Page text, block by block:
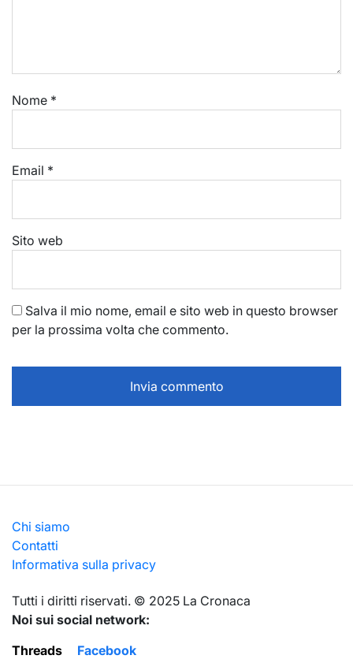
Nome *
Email *
Sito web
Salva il mio nome, email e sito web in questo browser
per la prossima volta che commento.
Chi siamo
Contatti
Informativa sulla privacy
Тutti i diritti riservati. © 2025 La Cronaca
Noi sui social network:
Threads
Facebook